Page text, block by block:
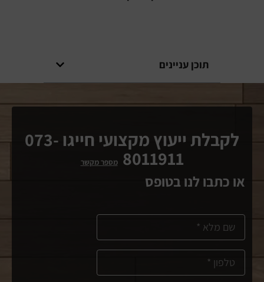
תוכן עניינים
לקבלת ייעוץ מקצועי חייגו 073-
8011911 מספר מקשר
או כתבו לנו בטופס